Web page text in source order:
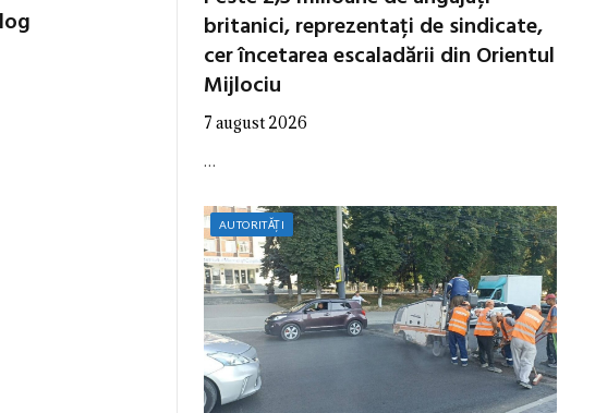
britanici, reprezentați de sindicate,
cer încetarea escaladării din Orientul
Mijlociu
7 august 2026
…
AUTORITĂȚI